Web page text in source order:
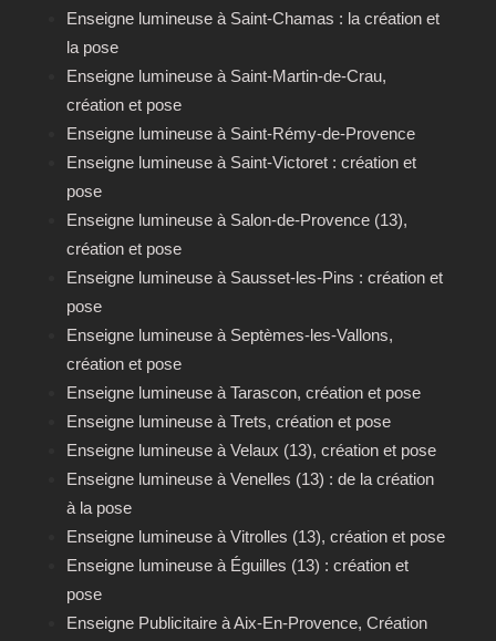
Enseigne lumineuse à Saint-Chamas : la création et
la pose
Enseigne lumineuse à Saint-Martin-de-Crau,
création et pose
Enseigne lumineuse à Saint-Rémy-de-Provence
Enseigne lumineuse à Saint-Victoret : création et
pose
Enseigne lumineuse à Salon-de-Provence (13),
création et pose
Enseigne lumineuse à Sausset-les-Pins : création et
pose
Enseigne lumineuse à Septèmes-les-Vallons,
création et pose
Enseigne lumineuse à Tarascon, création et pose
Enseigne lumineuse à Trets, création et pose
Enseigne lumineuse à Velaux (13), création et pose
Enseigne lumineuse à Venelles (13) : de la création
à la pose
Enseigne lumineuse à Vitrolles (13), création et pose
Enseigne lumineuse à Éguilles (13) : création et
pose
Enseigne Publicitaire à Aix-En-Provence, Création